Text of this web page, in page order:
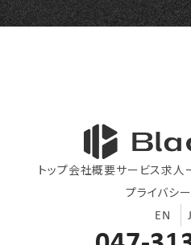
トップ会社概要サービス求人
プライバシ
EN